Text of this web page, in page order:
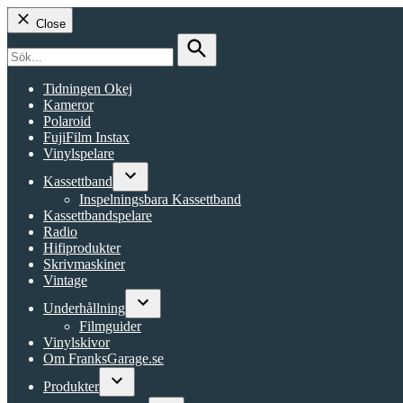
Close
for:
Search
Tidningen Okej
Kameror
Polaroid
FujiFilm Instax
Vinylspelare
Kassettband
Open
dropdown
menu
Inspelningsbara Kassettband
Kassettbandspelare
Radio
Hifiprodukter
Skrivmaskiner
Vintage
Underhållning
Open
Filmguider
Vinylskivor
Om FranksGarage.se
Produkter
Open